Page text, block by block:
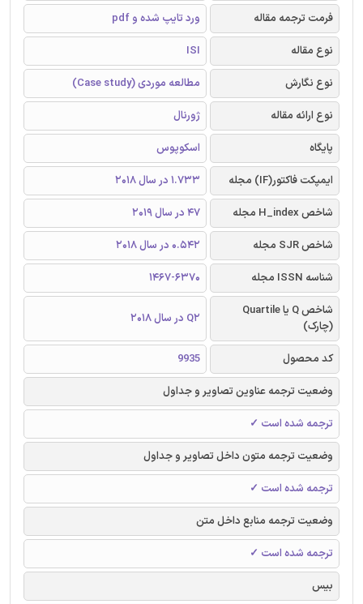
فرمت ترجمه مقاله
ورد تایپ شده و pdf
نوع مقاله
ISI
نوع نگارش
مطالعه موردی (Case study)
نوع ارائه مقاله
ژورنال
پایگاه
اسکوپوس
ایمپکت فاکتور(IF) مجله
1.733 در سال 2018
شاخص H_index مجله
47 در سال 2019
شاخص SJR مجله
0.542 در سال 2018
شناسه ISSN مجله
1467-6370
شاخص Q یا Quartile
(چارک)
Q2 در سال 2018
کد محصول
9935
وضعیت ترجمه عناوین تصاویر و جداول
ترجمه شده است ✓
وضعیت ترجمه متون داخل تصاویر و جداول
ترجمه شده است ✓
وضعیت ترجمه منابع داخل متن
ترجمه شده است ✓
بیس